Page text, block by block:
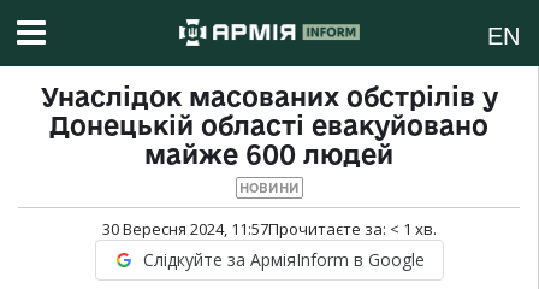
EN
Унаслідок масованих обстрілів у
Донецькій області евакуйовано
майже 600 людей
НОВИНИ
30 Вересня 2024, 11:57Прочитаєте за: < 1 хв.
Слідкуйте за АрміяInform в Google